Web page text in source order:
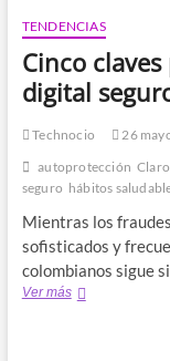
TENDENCIAS
Cinco
digital
Technocio
26
autoprotección
seguro hábitos
Mientras los
sofisticados y
colombianos sigue
Ver másCinco